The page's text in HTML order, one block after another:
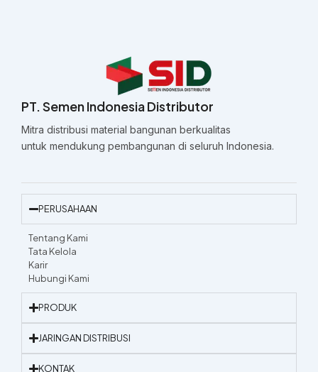
PT. Semen Indonesia Distributor
Mitra distribusi material bangunan berkualitas
untuk mendukung pembangunan di seluruh Indonesia.
PERUSAHAAN
Tentang Kami
Tata Kelola
Karir
Hubungi Kami
PRODUK
JARINGAN DISTRIBUSI
KONTAK